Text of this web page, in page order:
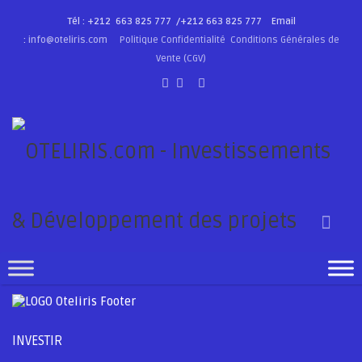
Tél : +212 663 825 777 /+212 663 825 777
Email
: info@oteliris.com Politique Confidentialité Conditions Générales de
Vente (CGV)
Nous contacter
INVESTIR